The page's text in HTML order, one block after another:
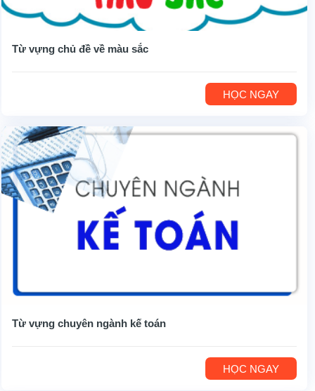
Từ vựng chủ đề về màu sắc
HỌC NGAY
Từ vựng chuyên ngành kế toán
HỌC NGAY